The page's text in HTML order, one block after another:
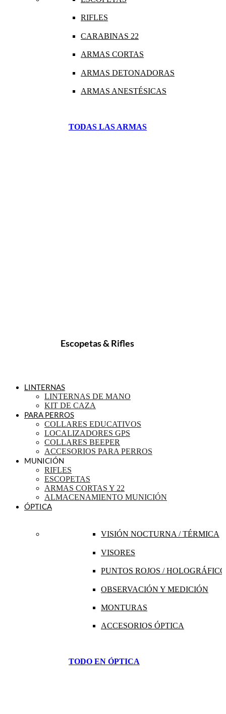
RIFLES
CARABINAS 22
ARMAS CORTAS
ARMAS DETONADORAS
ARMAS ANESTÉSICAS
TODAS LAS ARMAS
Escopetas & Rifles
LINTERNAS
LINTERNAS DE MANO
KIT DE CAZA
PARA PERROS
COLLARES EDUCATIVOS
LOCALIZADORES GPS
COLLARES BEEPER
ACCESORIOS PARA PERROS
MUNICIÓN
RIFLES
ESCOPETAS
ARMAS CORTAS Y 22
ALMACENAMIENTO MUNICIÓN
ÓPTICA
VISIÓN NOCTURNA / TÉRMICA
VISORES
PUNTOS ROJOS /
OBSERVACIÓN Y MEDICIÓN
MONTURAS
ACCESORIOS ÓPTICA
TODO EN ÓPTICA